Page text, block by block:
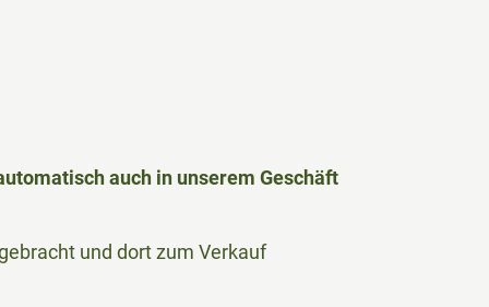
auch in unserem Geschäft
und dort zum Verkauf